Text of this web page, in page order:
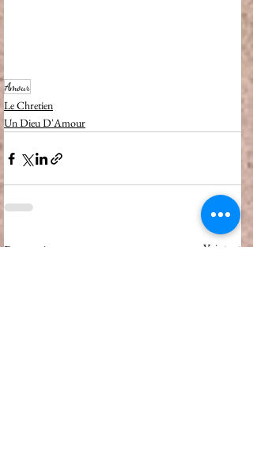
Amour
Le Chretien
Un Dieu D'Amour
Posts récents Voir tout